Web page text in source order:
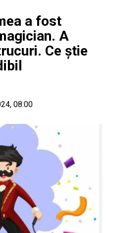
a fost
A
Ce știe
08:00